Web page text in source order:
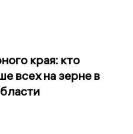
края: кто
всех на зерне в